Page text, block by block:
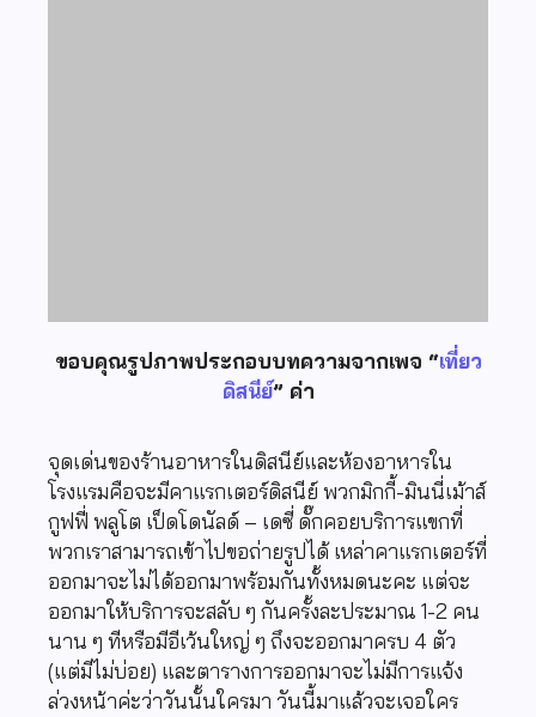
ขอบคุณรูปภาพประกอบบทความจากเพจ “เที่ยว
ดิสนีย์” ค่า
จุดเด่นของร้านอาหารในดิสนีย์และห้องอาหารใน
โรงแรมคือจะมีคาแรกเตอร์ดิสนีย์ พวกมิกกี้-มินนี่เม้าส์
กูฟฟี่ พลูโต เป็ดโดนัลด์ – เดซี่ ดั๊กคอยบริการแขกที่
พวกเราสามารถเข้าไปขอถ่ายรูปได้ เหล่าคาแรกเตอร์ที่
ออกมาจะไม่ได้ออกมาพร้อมกันทั้งหมดนะคะ แต่จะ
ออกมาให้บริการจะสลับ ๆ กันครั้งละประมาณ 1-2 คน
นาน ๆ ทีหรือมีอีเว้นใหญ่ ๆ ถึงจะออกมาครบ 4 ตัว
(แต่มีไม่บ่อย) และตารางการออกมาจะไม่มีการแจ้ง
ล่วงหน้าค่ะว่าวันนั้นใครมา วันนี้มาแล้วจะเจอใคร